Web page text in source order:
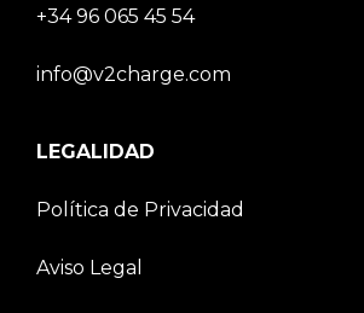
+34 96 065 45 54
info@v2charge.com
LEGALIDAD
Política de Privacidad
Aviso Legal